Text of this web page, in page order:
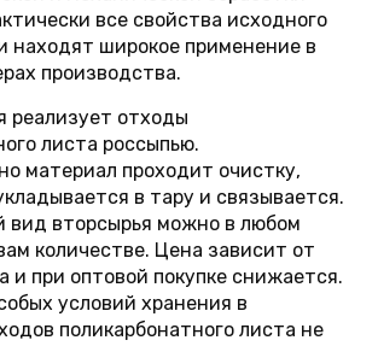
все свойства исходного
находят широкое применение в
производства.
реализует отходы
листа россыпью.
материал проходит очистку,
в тару и связывается.
вид вторсырья можно в любом
количестве. Цена зависит от
и при оптовой покупке снижается.
условий хранения в
поликарбонатного листа не